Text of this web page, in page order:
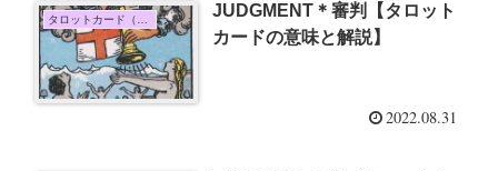
タロットカード（大アルカナ）
JUDGMENT＊審判【タロット
カードの意味と解説】
2022.08.31